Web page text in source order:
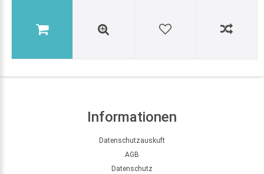
Informationen
Datenschutzauskuft
AGB
Datenschutz